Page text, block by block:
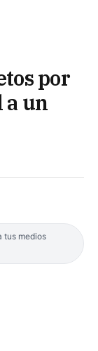
por
a un
tus medios